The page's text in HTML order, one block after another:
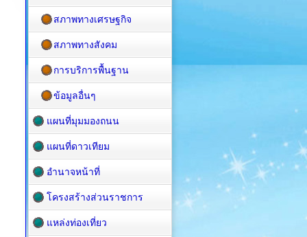
สภาพทางเศรษฐกิจ
สภาพทางสังคม
การบริการพื้นฐาน
ข้อมูลอื่นๆ
แผนที่มุมมองถนน
แผนที่ดาวเทียม
อำนาจหน้าที่
โครงสร้างส่วนราชการ
แหล่งท่องเที่ยว